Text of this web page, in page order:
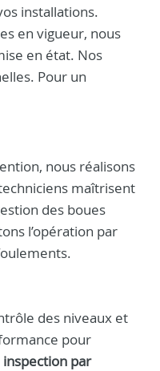
installations.
en vigueur, nous
en état. Nos
Pour un
nous réalisons
maîtrisent
des boues
l’opération par
des niveaux et
pour
inspection par